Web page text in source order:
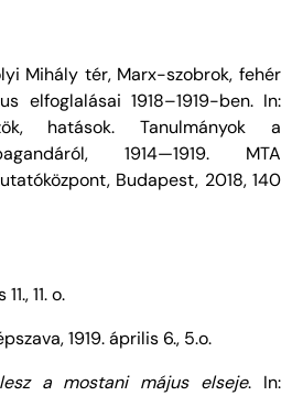
Mihály tér, Marx-szobrok, fehér
elfoglalásai 1918–1919-ben. In:
hatások. Tanulmányok a
1914—1919. MTA
Budapest, 2018, 140
11. o.
1919. április 6., 5.o.
a mostani május elseje. In: